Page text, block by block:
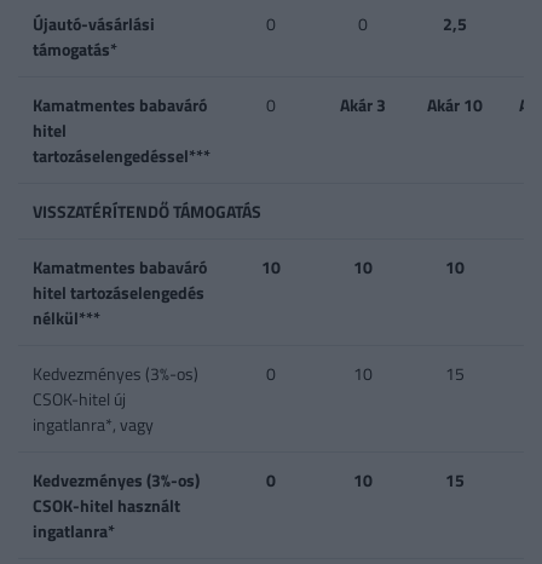
Újautó-vásárlási
támogatás*
0 0 2,5
Kamatmentes babaváró
hitel
tartozáselengedéssel***
0 Akár 3 Akár 10
VISSZATÉRÍTENDŐ TÁMOGATÁS
Kamatmentes babaváró
hitel tartozáselengedés
nélkül***
10 10 10
Kedvezményes (3%-os)
CSOK-hitel új
ingatlanra*, vagy
0 10 15
Kedvezményes (3%-os)
CSOK-hitel használt
ingatlanra*
0 10 15